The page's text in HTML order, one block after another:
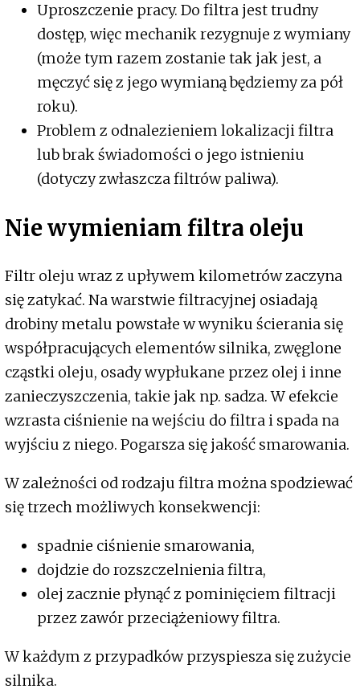
Uproszczenie pracy. Do filtra jest trudny
dostęp, więc mechanik rezygnuje z wymiany
(może tym razem zostanie tak jak jest, a
męczyć się z jego wymianą będziemy za pół
roku).
Problem z odnalezieniem lokalizacji filtra
lub brak świadomości o jego istnieniu
(dotyczy zwłaszcza filtrów paliwa).
Nie wymieniam filtra oleju
Filtr oleju wraz z upływem kilometrów zaczyna
się zatykać. Na warstwie filtracyjnej osiadają
drobiny metalu powstałe w wyniku ścierania się
współpracujących elementów silnika, zwęglone
cząstki oleju, osady wypłukane przez olej i inne
zanieczyszczenia, takie jak np. sadza. W efekcie
wzrasta ciśnienie na wejściu do filtra i spada na
wyjściu z niego. Pogarsza się jakość smarowania.
W zależności od rodzaju filtra można spodziewać
się trzech możliwych konsekwencji:
spadnie ciśnienie smarowania,
dojdzie do rozszczelnienia filtra,
olej zacznie płynąć z pominięciem filtracji
przez zawór przeciążeniowy filtra.
W każdym z przypadków przyspiesza się zużycie
silnika.